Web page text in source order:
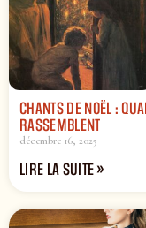
CHANTS DE NOËL :
RASSEMBLENT
décembre 16, 2025
LIRE LA SUITE »